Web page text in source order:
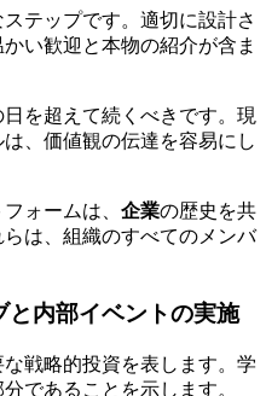
テップです。適切に設計さ
い歓迎と本物の紹介が含ま
日を超えて続くべきです。現
、価値観の伝達を容易にし
ォームは、 企業の歴史を共
は、組織のすべてのメンバ
と内部イベントの実施
戦略的投資を表します。学
であることを示します。